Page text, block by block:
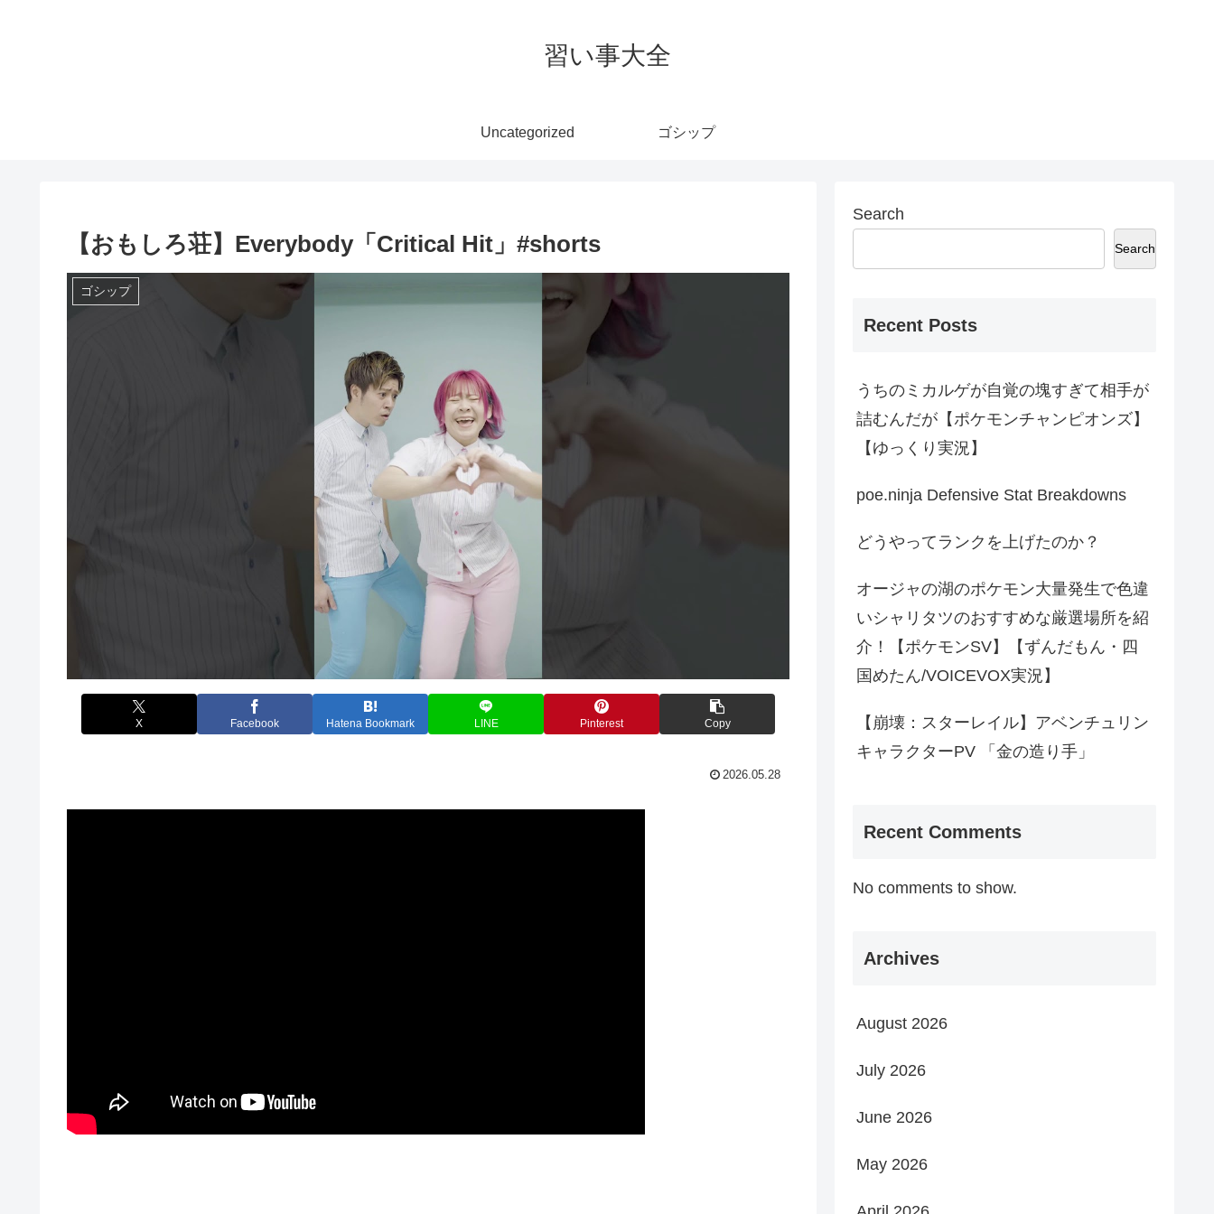
習い事大全
Uncategorized ゴシップ
【おもしろ荘】Everybody「Critical Hit」#shorts
ゴシップ
X Facebook Hatena Bookmark LINE Pinterest Copy
2026.05.28
Search
Search
Recent Posts
うちのミカルゲが自覚の塊すぎて相手が
詰むんだが【ポケモンチャンピオンズ】
【ゆっくり実況】
poe.ninja Defensive Stat Breakdowns
どうやってランクを上げたのか？
オージャの湖のポケモン大量発生で色違
いシャリタツのおすすめな厳選場所を紹
介！【ポケモンSV】【ずんだもん・四
国めたん/VOICEVOX実況】
【崩壊：スターレイル】アベンチュリン
キャラクターPV 「金の造り手」
Recent Comments
No comments to show.
Archives
August 2026
July 2026
June 2026
May 2026